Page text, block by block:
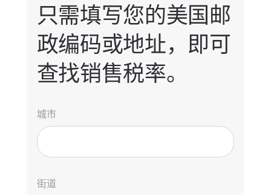
只需填写您的美国邮
政编码或地址，即可
查找销售税率。
城市
街道